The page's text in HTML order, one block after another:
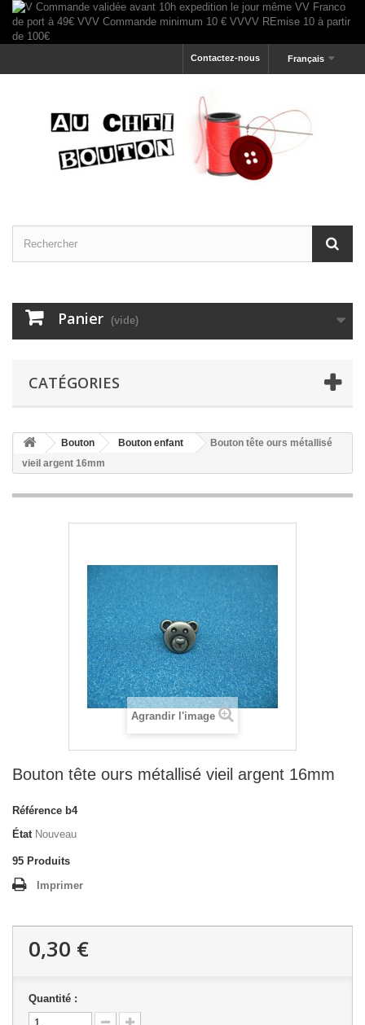
Français
Contactez-nous
Panier (vide)
CATÉGORIES
Bouton Bouton enfant
Bouton tête ours métallisé
vieil argent 16mm
Agrandir l'image
Bouton tête ours métallisé vieil argent 16mm
Référence b4
État Nouveau
95 Produits
Imprimer
0,30 €
Quantité :